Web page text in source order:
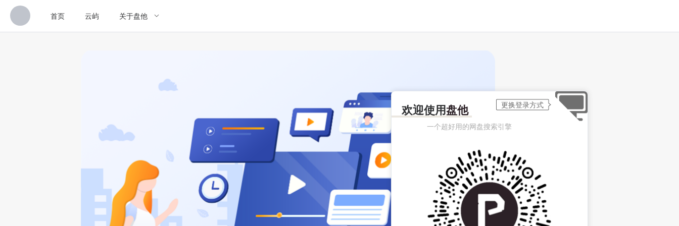
首页 云屿 关于盘他
欢迎使用盘他
一个超好用的网盘搜索引擎